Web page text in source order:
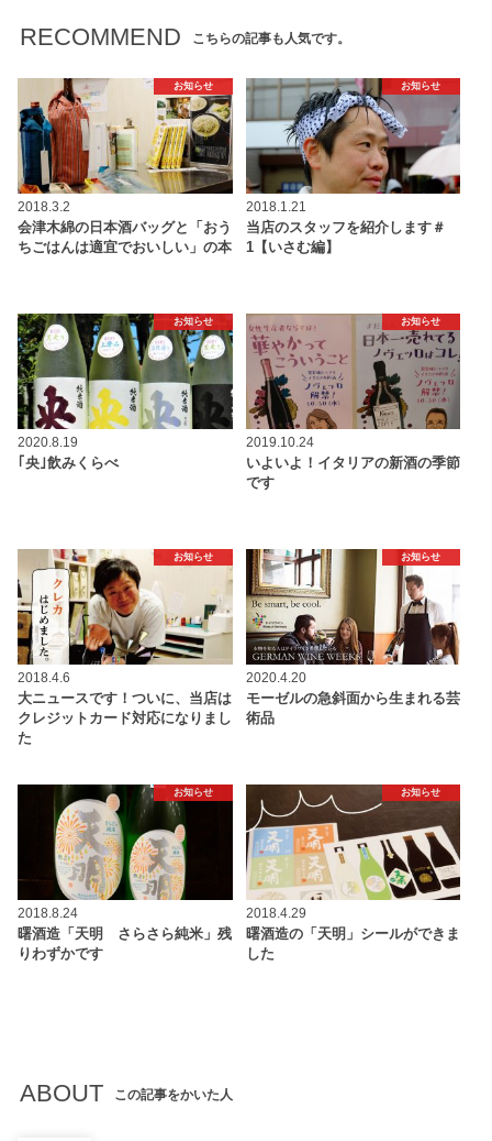
RECOMMEND こちらの記事も人気です。
お知らせ
2018.3.2
会津木綿の日本酒バッグと「おう
ちごはんは適宜でおいしい」の本
お知らせ
2018.1.21
当店のスタッフを紹介します＃
1【いさむ編】
お知らせ
2020.8.19
｢央｣飲みくらべ
お知らせ
2019.10.24
いよいよ！イタリアの新酒の季節
です
お知らせ
2018.4.6
大ニュースです！ついに、当店は
クレジットカード対応になりまし
た
お知らせ
2020.4.20
モーゼルの急斜面から生まれる芸
術品
お知らせ
2018.8.24
曙酒造「天明 さらさら純米」残
りわずかです
お知らせ
2018.4.29
曙酒造の「天明」シールができま
した
ABOUT この記事をかいた人